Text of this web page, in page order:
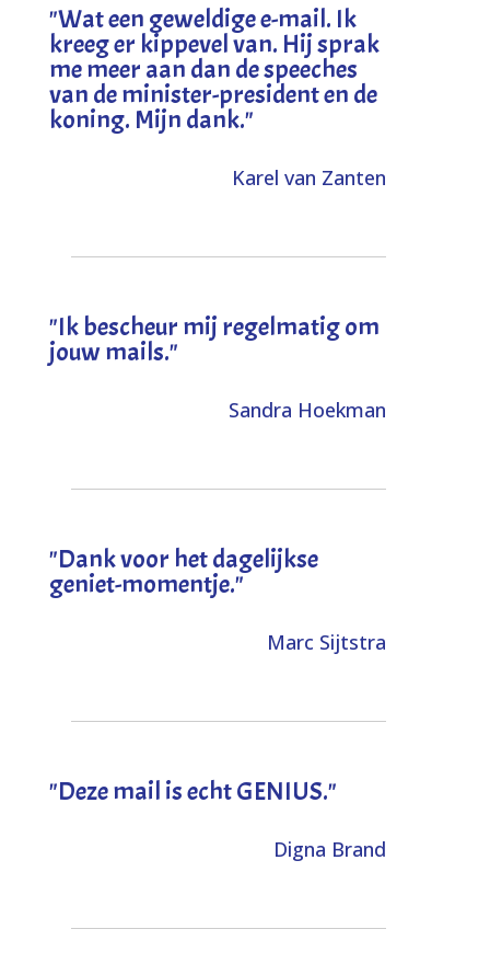
"Wat een geweldige e-mail. Ik
kreeg er kippevel van. Hij sprak
me meer aan dan de speeches
van de minister-president en de
koning. Mijn dank."
Karel van Zanten
"Ik bescheur mij regelmatig om
jouw mails."
Sandra Hoekman
"Dank voor het dagelijkse
geniet-momentje."
Marc Sijtstra
"Deze mail is echt GENIUS."
Digna Brand